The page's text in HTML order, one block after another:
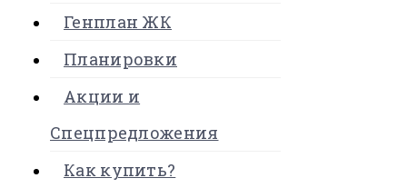
Генплан ЖК
Планировки
Акции и
Спецпредложения
Как купить?